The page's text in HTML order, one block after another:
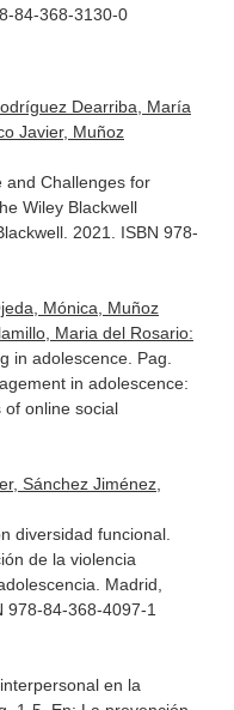
84-368-3130-0
Dearriba, María
Javier, Muñoz
and Challenges for
Wiley Blackwell
2021. ISBN 978-
Mónica, Muñoz
Maria del Rosario:
in adolescence. Pag.
in adolescence:
of online social
Sánchez Jiménez,
diversidad funcional.
de la violencia
. Madrid,
978-84-368-4097-1
en la